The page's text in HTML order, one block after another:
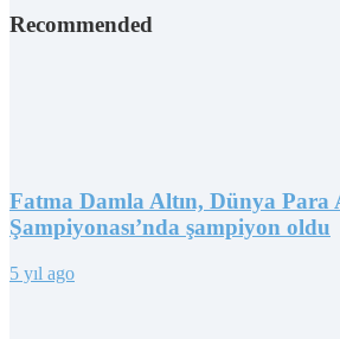
Recommended
Fatma Damla Altın, Dünya Para
Şampiyonası’nda şampiyon oldu
5 yıl ago